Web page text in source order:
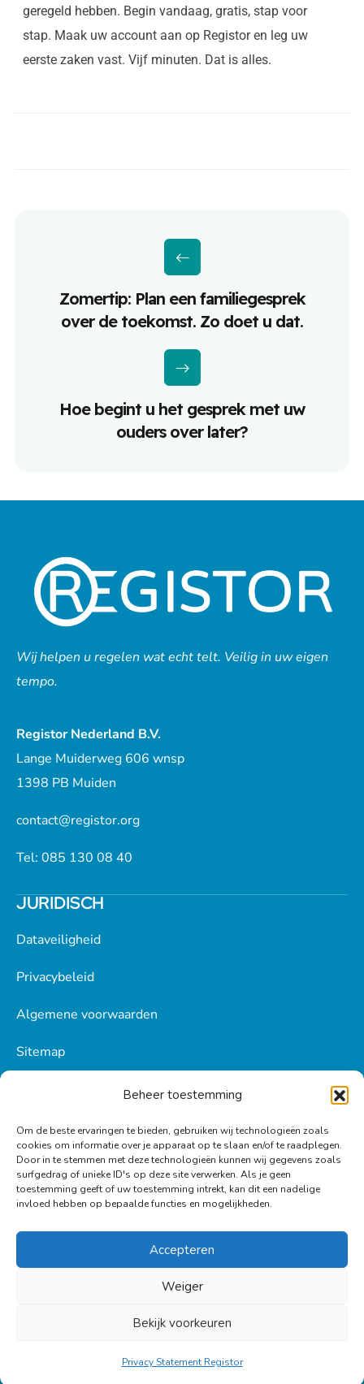
Beheer toestemming
Om de beste ervaringen te bieden, gebruiken wij technologieën zoals
cookies om informatie over je apparaat op te slaan en/of te raadplegen.
Door in te stemmen met deze technologieën kunnen wij gegevens zoals
surfgedrag of unieke ID's op deze site verwerken. Als je geen
toestemming geeft of uw toestemming intrekt, kan dit een nadelige
invloed hebben op bepaalde functies en mogelijkheden.
Accepteren
Weiger
Bekijk voorkeuren
Privacy Statement Registor
geregeld hebben. Begin vandaag, gratis, stap voor
stap. Maak uw account aan op Registor en leg uw
eerste zaken vast. Vijf minuten. Dat is alles.
Zomertip: Plan een familiegesprek
over de toekomst. Zo doet u dat.
Hoe begint u het gesprek met uw
ouders over later?
Wij helpen u regelen wat echt telt. Veilig in uw eigen
tempo.
Registor Nederland B.V.
Lange Muiderweg 606 wnsp
1398 PB Muiden
contact@registor.org
Tel: 085 130 08 40
JURIDISCH
Dataveiligheid
Privacybeleid
Algemene voorwaarden
Sitemap
BLIJF OP DE HOOGTE!
Ontvang tips, inspiratie en het laatste nieuws in je
mailbox.